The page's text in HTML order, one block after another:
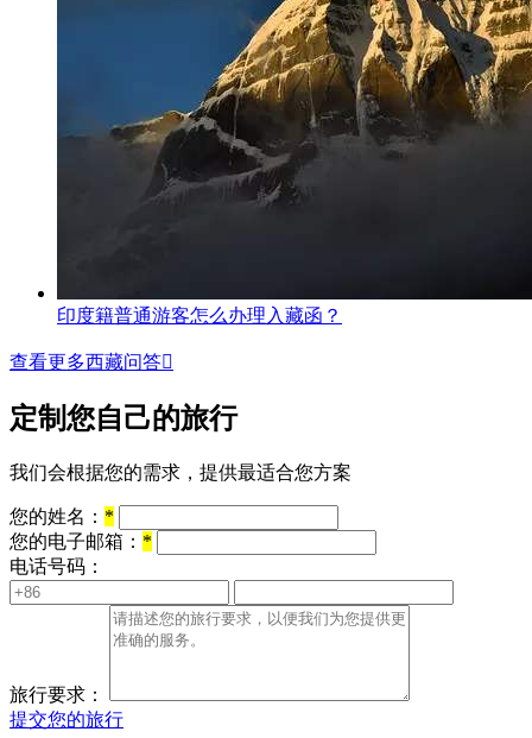
印度籍普通游客怎么办理入藏函？
查看更多西藏问答
定制您自己的旅行
我们会根据您的需求，提供最适合您方案
您的姓名： *
您的电子邮箱： *
电话号码：
旅行要求：
提交您的旅行